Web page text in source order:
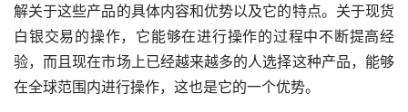
解关于这些产品的具体内容和优势以及它的特点。关于现货
白银交易的操作，它能够在进行操作的过程中不断提高经
验，而且现在市场上已经越来越多的人选择这种产品，能够
在全球范围内进行操作，这也是它的一个优势。